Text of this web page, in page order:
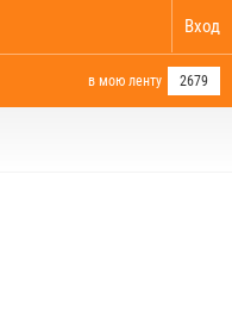
Вход
в мою ленту 2679